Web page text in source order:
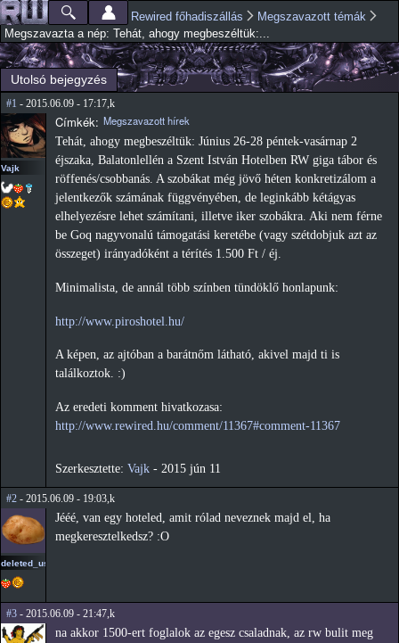
Ugrás a
tartalomra
Főmenü
Jelenlegi hely
Rewired főhadiszállás
Megszavazott témák
Megszavazta a nép: Tehát, ahogy megbeszéltük:...
Utolsó bejegyzés
#1 - 2015.06.09 - 17:17,k
Vajk
Címkék: Megszavazott hírek
Tehát, ahogy megbeszéltük: Június 26-28 péntek-vasárnap 2
éjszaka, Balatonlellén a Szent István Hotelben RW giga tábor és
röffenés/csobbanás. A szobákat még jövő héten konkretizálom a
jelentkezők számának függvényében, de leginkább kétágyas
elhelyezésre lehet számítani, illetve iker szobákra. Aki nem férne
be Goq nagyvonalú támogatási keretébe (vagy szétdobjuk azt az
összeget) irányadóként a térítés 1.500 Ft / éj.
Minimalista, de annál több színben tündöklő honlapunk:
http://www.piroshotel.hu/
A képen, az ajtóban a barátnőm látható, akivel majd ti is
találkoztok. :)
Az eredeti komment hivatkozasa:
http://www.rewired.hu/comment/11367#comment-11367
Szerkesztette: Vajk - 2015 jún 11
#2 - 2015.06.09 - 19:03,k
deleted_user_2
Jééé, van egy hoteled, amit rólad neveznek majd el, ha
megkeresztelkedsz? :O
#3 - 2015.06.09 - 21:47,k
na akkor 1500-ert foglalok az egesz csaladnak, az rw bulit meg